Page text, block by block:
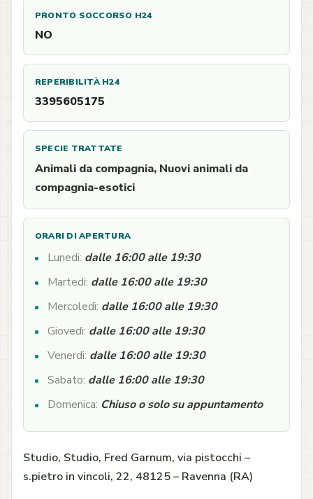
PRONTO SOCCORSO H24
NO
REPERIBILITÀ H24
3395605175
SPECIE TRATTATE
Animali da compagnia, Nuovi animali da
compagnia-esotici
ORARI DI APERTURA
Lunedi: dalle 16:00 alle 19:30
Martedi: dalle 16:00 alle 19:30
Mercoledi: dalle 16:00 alle 19:30
Giovedi: dalle 16:00 alle 19:30
Venerdi: dalle 16:00 alle 19:30
Sabato: dalle 16:00 alle 19:30
Domenica: Chiuso o solo su appuntamento
Studio, Studio, Fred Garnum, via pistocchi –
s.pietro in vincoli, 22, 48125 – Ravenna (RA)